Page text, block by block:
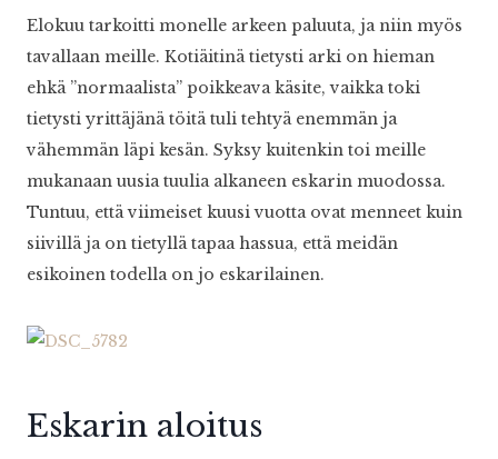
Elokuu tarkoitti monelle arkeen paluuta, ja niin myös
tavallaan meille. Kotiäitinä tietysti arki on hieman
ehkä ”normaalista” poikkeava käsite, vaikka toki
tietysti yrittäjänä töitä tuli tehtyä enemmän ja
vähemmän läpi kesän. Syksy kuitenkin toi meille
mukanaan uusia tuulia alkaneen eskarin muodossa.
Tuntuu, että viimeiset kuusi vuotta ovat menneet kuin
siivillä ja on tietyllä tapaa hassua, että meidän
esikoinen todella on jo eskarilainen.
Eskarin aloitus